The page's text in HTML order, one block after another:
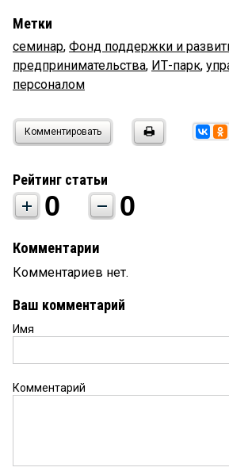
Метки
семинар, Фонд поддержки и
предпринимательства, ИТ-парк,
персоналом
Комментировать
Рейтинг статьи
0 0
Комментарии
Комментариев нет.
Ваш комментарий
Имя
Комментарий